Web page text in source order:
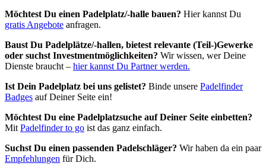
Möchtest Du einen Padelplatz/-halle bauen? Hier kannst Du
gratis Angebote anfragen.
Baust Du Padel­plätze/-hallen, bietest relevante (Teil-)Gewerke
oder suchst In­vest­ment­möglich­keiten? Wir wissen, wer Deine
Dienste braucht – hier kannst Du Partner werden.
Ist Dein Padelplatz bei uns gelistet? Binde unsere Padelfinder
Badges auf Deiner Seite ein!
Möchtest Du eine Padelplatzsuche auf Deiner Seite einbetten?
MitPadelfinder to go ist das ganz einfach.
Suchst Du einen passenden Padelschläger? Wir haben da ein paar
Empfehlungen für Dich.